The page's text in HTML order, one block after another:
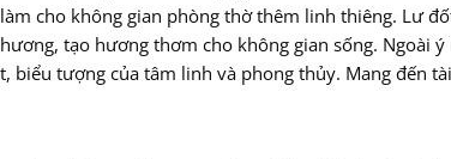
cho không gian phòng thờ thêm linh thiêng. Lư
tạo hương thơm cho không gian sống. Ngoài
tượng của tâm linh và phong thủy. Mang đến